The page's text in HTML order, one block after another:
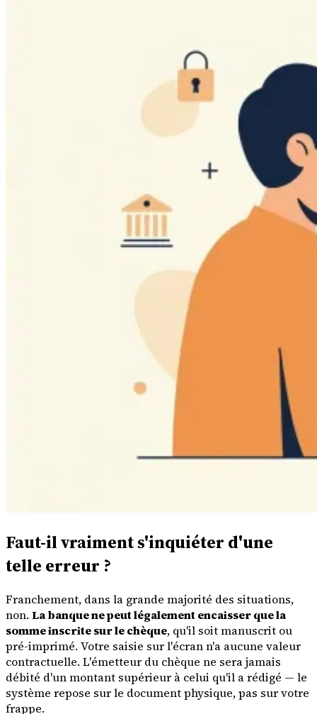
Faut-il vraiment s'inquiéter d'une
telle erreur ?
Franchement, dans la grande majorité des situations,
non. La banque ne peut légalement encaisser que la
somme inscrite sur le chèque, qu'il soit manuscrit ou
pré-imprimé. Votre saisie sur l'écran n'a aucune valeur
contractuelle. L'émetteur du chèque ne sera jamais
débité d'un montant supérieur à celui qu'il a rédigé — le
système repose sur le document physique, pas sur votre
frappe.